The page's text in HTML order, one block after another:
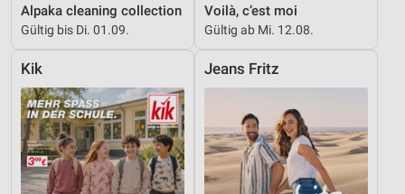
Alpaka cleaning collection
Gültig bis Di. 01.09.
Voilà, c’est moi
Gültig ab Mi. 12.08.
Kik Jeans Fritz
Verwendung genauer Standortdaten
Informationen identifizieren
Nicht-IAB-Verarbeitungszwecke:
Notwendig
Performance